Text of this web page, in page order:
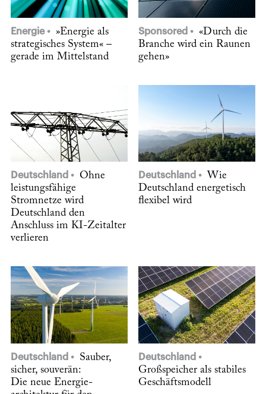
Energie
»Energie als
strategisches System« –
gerade im Mittelstand
Sponsored
«Durch die
Branche wird ein Raunen
gehen»
Deutschland
Ohne
leistungsfähige
Stromnetze wird
Deutschland den
Anschluss im KI-Zeitalter
verlieren
Deutschland
Wie
Deutschland energetisch
flexibel wird
Deutschland
Sauber,
sicher, souverän:
Die neue Energie­
Deutschland
Großspeicher als stabiles
Geschäftsmodell